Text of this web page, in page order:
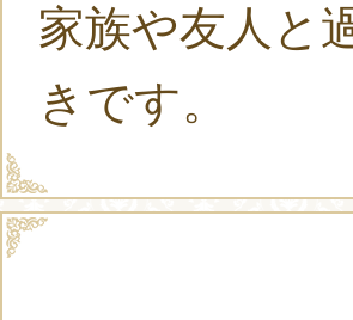
家族や友人と
きです。